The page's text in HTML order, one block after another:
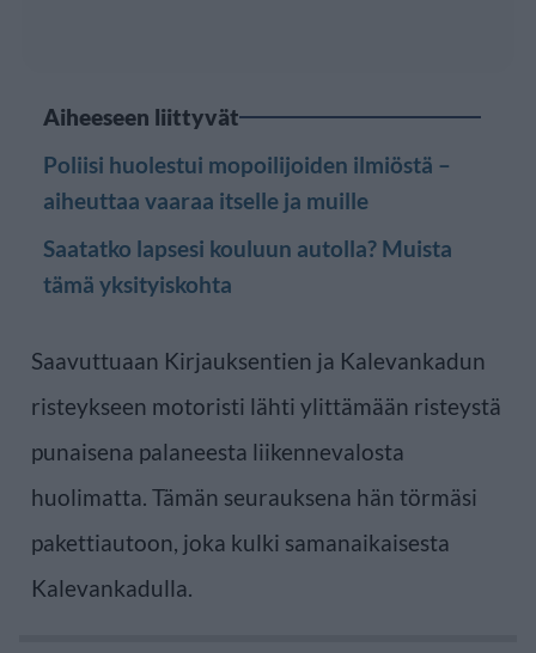
Aiheeseen liittyvät
Poliisi huolestui mopoilijoiden ilmiöstä –
aiheuttaa vaaraa itselle ja muille
Saatatko lapsesi kouluun autolla? Muista
tämä yksityiskohta
Saavuttuaan Kirjauksentien ja Kalevankadun
risteykseen motoristi lähti ylittämään risteystä
punaisena palaneesta liikennevalosta
huolimatta. Tämän seurauksena hän törmäsi
pakettiautoon, joka kulki samanaikaisesta
Kalevankadulla.